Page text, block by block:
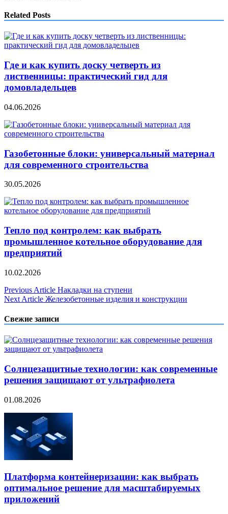
Related Posts
Где и как купить доску четверть из
лиственницы: практический гид для
домовладельцев
04.06.2026
Газобетонные блоки: универсальный материал
для современного строительства
30.05.2026
Тепло под контролем: как выбрать
промышленное котельное оборудование для
предприятий
10.02.2026
Навигация
по
записям
Previous Article Накладки на ступени
Next Article Железобетонные изделия и конструкции
Свежие записи
Солнцезащитные технологии: как современные
решения защищают от ультрафиолета
01.08.2026
Платформа контейнеризации: как выбрать
оптимальное решение для масштабируемых
приложений